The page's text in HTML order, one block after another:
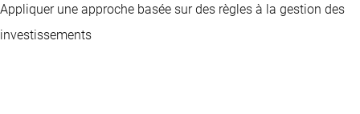
Appliquer une approche basée sur des règles à la gestion des
investissements